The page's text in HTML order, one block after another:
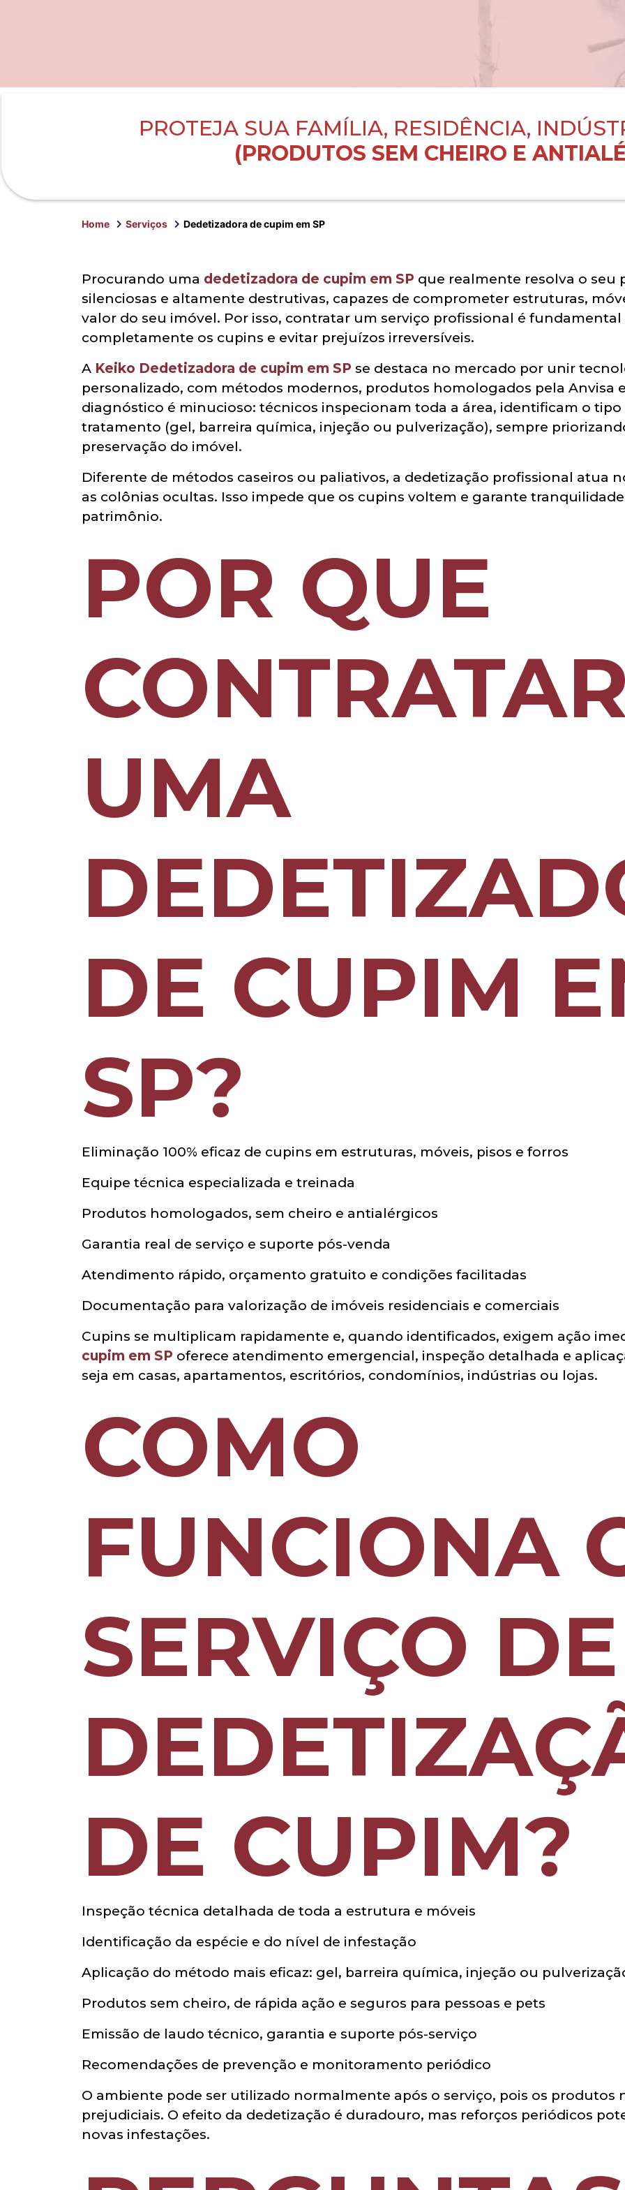
PROTEJA SUA FAMÍLIA, RESIDÊNCIA,
(PRODUTOS SEM CHEIRO E
Home Serviços Dedetizadora de cupim em SP
Procurando uma dedetizadora de cupim em SP que realmente resolva o seu
silenciosas e altamente destrutivas, capazes de comprometer estruturas,
valor do seu imóvel. Por isso, contratar um serviço profissional é
completamente os cupins e evitar prejuízos irreversíveis.
A Keiko Dedetizadora de cupim em SP se destaca no mercado por unir
personalizado, com métodos modernos, produtos homologados pela Anvisa
diagnóstico é minucioso: técnicos inspecionam toda a área, identificam o
tratamento (gel, barreira química, injeção ou pulverização), sempre
preservação do imóvel.
Diferente de métodos caseiros ou paliativos, a dedetização profissional atua
as colônias ocultas. Isso impede que os cupins voltem e garante
patrimônio.
POR QUE
UMA
DE CUPIM
SP?
Eliminação 100% eficaz de cupins em estruturas, móveis, pisos e forros
Equipe técnica especializada e treinada
Produtos homologados, sem cheiro e antialérgicos
Garantia real de serviço e suporte pós-venda
Atendimento rápido, orçamento gratuito e condições facilitadas
Documentação para valorização de imóveis residenciais e comerciais
Cupins se multiplicam rapidamente e, quando identificados, exigem ação
cupim em SP oferece atendimento emergencial, inspeção detalhada e
seja em casas, apartamentos, escritórios, condomínios, indústrias ou lojas.
COMO
FUNCIONA
SERVIÇO DE
DE CUPIM?
Inspeção técnica detalhada de toda a estrutura e móveis
Identificação da espécie e do nível de infestação
Aplicação do método mais eficaz: gel, barreira química, injeção ou
Produtos sem cheiro, de rápida ação e seguros para pessoas e pets
Emissão de laudo técnico, garantia e suporte pós-serviço
Recomendações de prevenção e monitoramento periódico
O ambiente pode ser utilizado normalmente após o serviço, pois os produtos
prejudiciais. O efeito da dedetização é duradouro, mas reforços periódicos
novas infestações.